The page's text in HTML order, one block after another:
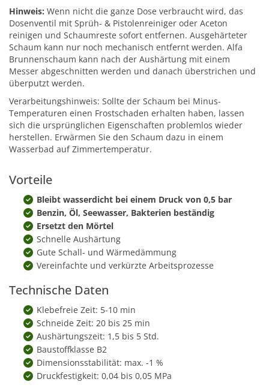
Hinweis: Wenn nicht die ganze Dose verbraucht wird, das
Dosenventil mit Sprüh- & Pistolenreiniger oder Aceton
reinigen und Schaumreste sofort entfernen. Ausgehärteter
Schaum kann nur noch mechanisch entfernt werden. Alfa
Brunnenschaum kann nach der Aushärtung mit einem
Messer abgeschnitten werden und danach überstrichen und
überputzt werden.
Verarbeitungshinweis: Sollte der Schaum bei Minus-
Temperaturen einen Frostschaden erhalten haben, lassen
sich die ursprünglichen Eigenschaften problemlos wieder
herstellen. Erwärmen Sie den Schaum dazu in einem
Wasserbad auf Zimmertemperatur.
Vorteile
Bleibt wasserdicht bei einem Druck von 0,5 bar
Benzin, Öl, Seewasser, Bakterien beständig
Ersetzt den Mörtel
Schnelle Aushärtung
Gute Schall- und Wärmedämmung
Vereinfachte und verkürzte Arbeitsprozesse
Technische Daten
Klebefreie Zeit: 5-10 min
Schneide Zeit: 20 bis 25 min
Aushärtungszeit: 1,5 bis 5 Std.
Baustoffklasse B2
Dimensionsstabilität: max. -1 %
Druckfestigkeit: 0,04 bis 0,05 MPa